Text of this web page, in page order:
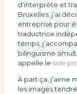
d’interprète et
Bruxelles, j’ai
entreprise pour
traductrice
temps,
bilinguisme
appelle le side
À part ça, j’aime
les images